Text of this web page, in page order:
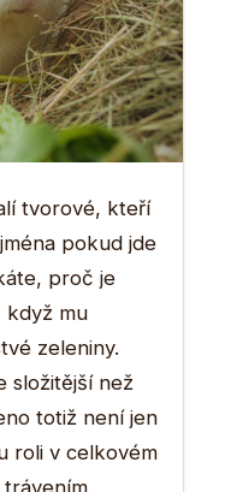
tvorové, kteří
pokud jde
proč je
když mu
zeleniny.
složitější než
totiž není jen
roli v celkovém